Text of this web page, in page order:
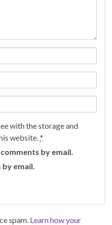
with the storage and
website.*
by email.
email.
spam. Learn how your